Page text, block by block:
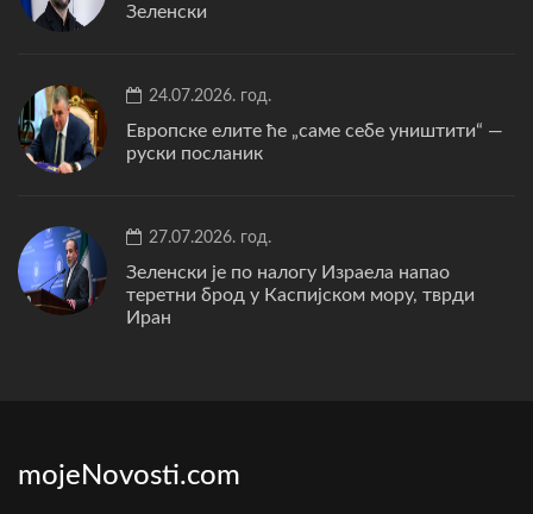
Зеленски
24.07.2026. год.
Европске елите ће „саме себе уништити“ —
руски посланик
27.07.2026. год.
Зеленски је по налогу Израела напао
теретни брод у Каспијском мору, тврди
Иран
mojeNovosti.com